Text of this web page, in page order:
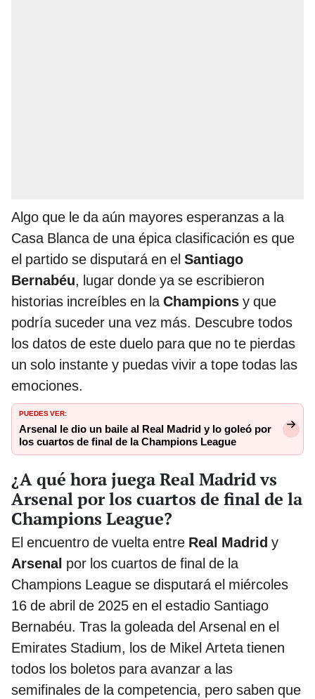
Algo que le da aún mayores esperanzas a la
Casa Blanca de una épica clasificación es que
el partido se disputará en el Santiago
Bernabéu, lugar donde ya se escribieron
historias increíbles en laChampions y que
podría suceder una vez más. Descubre todos
los datos de este duelo para que no te pierdas
un solo instante y puedas vivir a tope todas las
emociones.
PUEDES VER:
Arsenal le dio un baile al Real Madrid y lo goleó por
los cuartos de final de la Champions League
¿A qué hora juega Real Madrid vs
Arsenal por los cuartos de final de la
Champions League?
El encuentro de vuelta entre Real Madrid y
Arsenal por los cuartos de final de la
Champions League se disputará el miércoles
16 de abril de 2025 en el estadio Santiago
Bernabéu. Tras la goleada del Arsenal en el
Emirates Stadium, los de Mikel Arteta tienen
todos los boletos para avanzar a las
semifinales de la competencia, pero saben que